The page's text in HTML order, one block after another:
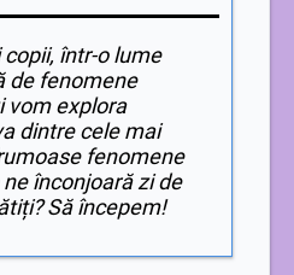
într-o lume
de fenomene
vom explora
dintre cele mai
fenomene
înconjoară zi de
Să începem!